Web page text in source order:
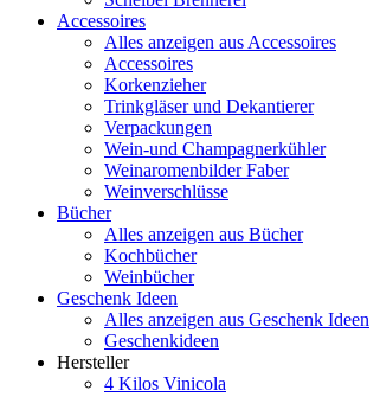
Accessoires
Alles anzeigen aus Accessoires
Accessoires
Korkenzieher
Trinkgläser und Dekantierer
Verpackungen
Wein-und Champagnerkühler
Weinaromenbilder Faber
Weinverschlüsse
Bücher
Alles anzeigen aus Bücher
Kochbücher
Weinbücher
Geschenk Ideen
Alles anzeigen aus Geschenk Ideen
Geschenkideen
Hersteller
4 Kilos Vinicola